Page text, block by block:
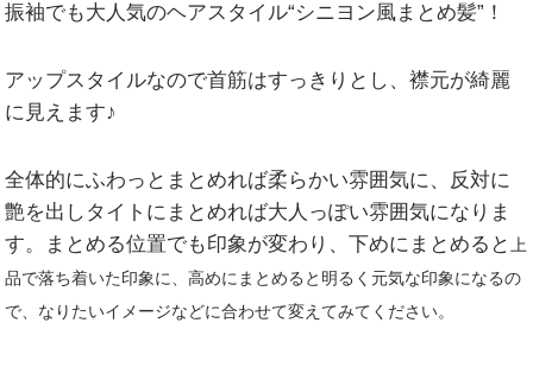
振袖でも大人気のヘアスタイル“シニヨン風まとめ髪”！
アップスタイルなので首筋はすっきりとし、襟元が綺麗
に見えます♪
全体的にふわっとまとめれば柔らかい雰囲気に、反対に
艶を出しタイトにまとめれば大人っぽい雰囲気になりま
す。まとめる位置でも印象が変わり、下めにまとめると上
品で落ち着いた印象に、高めにまとめると明るく元気な印象になるの
で、なりたいイメージなどに合わせて変えてみてください。